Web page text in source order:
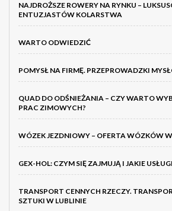
NAJDROŻSZE ROWERY NA RYNKU –
ENTUZJASTÓW KOLARSTWA
WARTO ODWIEDZIĆ
POMYSŁ NA FIRMĘ. PRZEPROWADZKI
QUAD DO ODŚNIEŻANIA – CZY WARTO
PRAC ZIMOWYCH?
WÓZEK JEZDNIOWY – OFERTA WÓZKÓW
GEX-HOL: CZYM SIĘ ZAJMUJĄ I JAKIE
TRANSPORT CENNYCH RZECZY.
SZTUKI W LUBLINIE